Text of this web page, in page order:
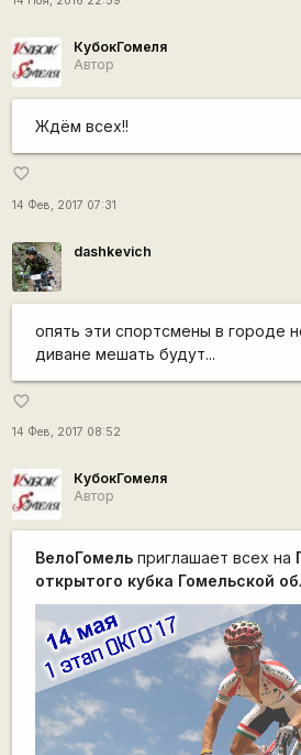
КубокГомеля
Автор
Ждём всех!!
favorite_border
14 Фев, 2017 07:31
dashkevich
опять эти спортсмены в городе
диване мешать будут...
favorite_border
14 Фев, 2017 08:52
КубокГомеля
Автор
ВелоГомельприглашает всех на
открытого кубка Гомельской